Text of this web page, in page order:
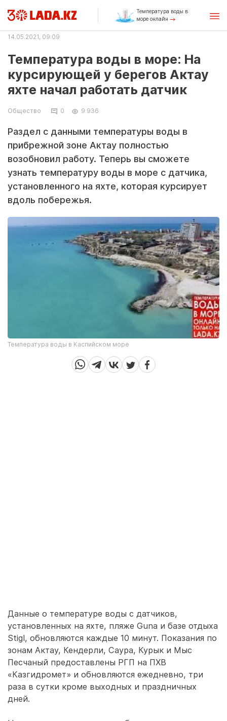
Температура воды в
море онлайн
14.05.2021, 09:09
Температура воды в море: На
курсирующей у берегов Актау
яхте начал работать датчик
Общество 0 9 936
Раздел с данными температуры воды в
прибрежной зоне Актау полностью
возобновил работу. Теперь вы сможете
узнать температуру воды в море с датчика,
установленного на яхте, которая курсирует
вдоль побережья.
Температура воды в Каспийском море
Данные о температуре воды с датчиков,
установленных на яхте, пляже Guna и базе отдыха
Stigl, обновляются каждые 10 минут. Показания по
зонам Актау, Кендерли, Саура, Курык и Мыс
Песчаный предоставлены РГП на ПХВ
«Казгидромет» и обновляются ежедневно, три
раза в сутки кроме выходных и праздничных
дней.